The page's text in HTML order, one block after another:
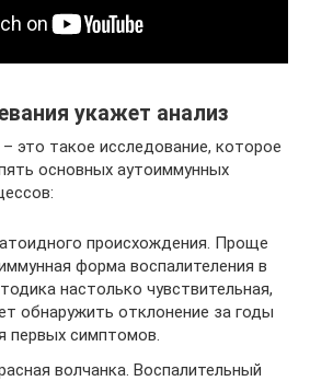
укажет анализ
это такое исследование, которое
основных аутоиммунных
происхождения. Проще
форма воспалителения в
настолько чувствительная,
обнаружить отклонение за годы
первых симптомов.
волчанка. Воспалительный